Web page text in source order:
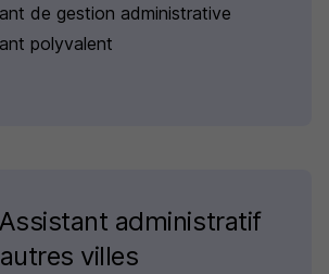
de gestion administrative
polyvalent
administratif
villes